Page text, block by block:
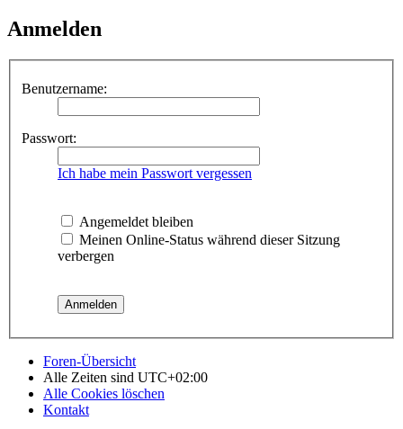
Anmelden
Benutzername:
Passwort:
Ich habe mein Passwort vergessen
Angemeldet bleiben
Meinen Online-Status während dieser Sitzung
verbergen
Foren-Übersicht
Alle Zeiten sind UTC+02:00
Alle Cookies löschen
Kontakt